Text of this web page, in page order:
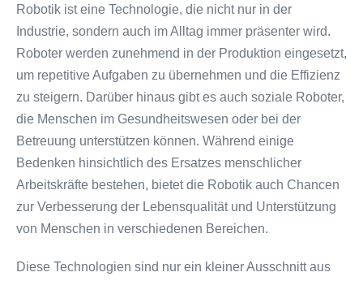
Robotik ist eine Technologie, die nicht nur in der
Industrie, sondern auch im Alltag immer präsenter wird.
Roboter werden zunehmend in der Produktion eingesetzt,
um repetitive Aufgaben zu übernehmen und die Effizienz
zu steigern. Darüber hinaus gibt es auch soziale Roboter,
die Menschen im Gesundheitswesen oder bei der
Betreuung unterstützen können. Während einige
Bedenken hinsichtlich des Ersatzes menschlicher
Arbeitskräfte bestehen, bietet die Robotik auch Chancen
zur Verbesserung der Lebensqualität und Unterstützung
von Menschen in verschiedenen Bereichen.
Diese Technologien sind nur ein kleiner Ausschnitt aus